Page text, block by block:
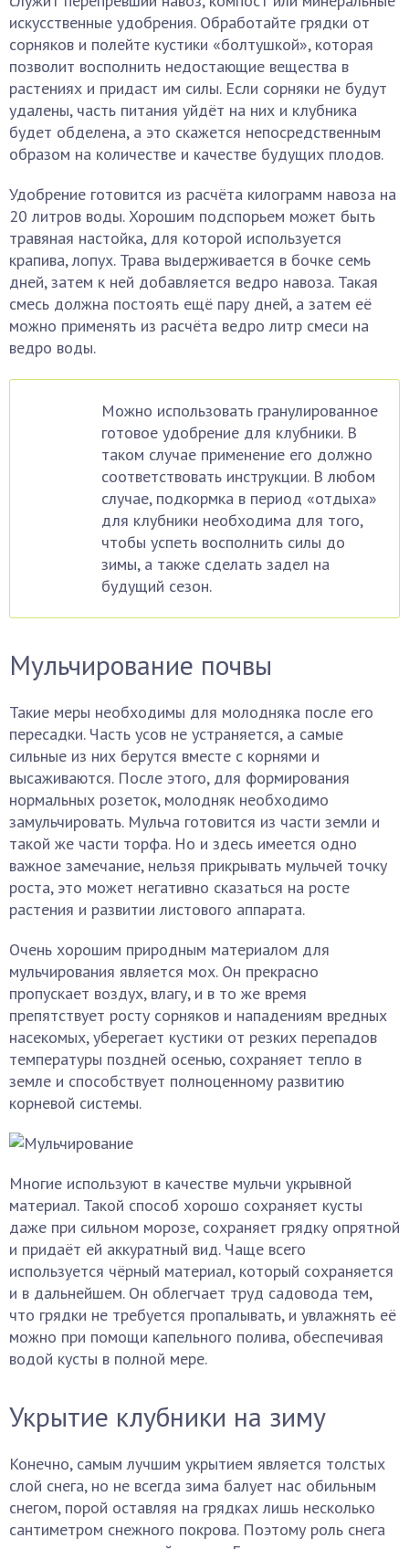
искусственные удобрения. Обработайте грядки от
сорняков и полейте кустики «болтушкой», которая
позволит восполнить недостающие вещества в
растениях и придаст им силы. Если сорняки не будут
удалены, часть питания уйдёт на них и клубника
будет обделена, а это скажется непосредственным
образом на количестве и качестве будущих плодов.
Удобрение готовится из расчёта килограмм навоза на
20 литров воды. Хорошим подспорьем может быть
травяная настойка, для которой используется
крапива, лопух. Трава выдерживается в бочке семь
дней, затем к ней добавляется ведро навоза. Такая
смесь должна постоять ещё пару дней, а затем её
можно применять из расчёта ведро литр смеси на
ведро воды.
Можно использовать гранулированное
готовое удобрение для клубники. В
таком случае применение его должно
соответствовать инструкции. В любом
случае, подкормка в период «отдыха»
для клубники необходима для того,
чтобы успеть восполнить силы до
зимы, а также сделать задел на
будущий сезон.
Мульчирование почвы
Такие меры необходимы для молодняка после его
пересадки. Часть усов не устраняется, а самые
сильные из них берутся вместе с корнями и
высаживаются. После этого, для формирования
нормальных розеток, молодняк необходимо
замульчировать. Мульча готовится из части земли и
такой же части торфа. Но и здесь имеется одно
важное замечание, нельзя прикрывать мульчей точку
роста, это может негативно сказаться на росте
растения и развитии листового аппарата.
Очень хорошим природным материалом для
мульчирования является мох. Он прекрасно
пропускает воздух, влагу, и в то же время
препятствует росту сорняков и нападениям вредных
насекомых, уберегает кустики от резких перепадов
температуры поздней осенью, сохраняет тепло в
земле и способствует полноценному развитию
корневой системы.
Многие используют в качестве мульчи укрывной
материал. Такой способ хорошо сохраняет кусты
даже при сильном морозе, сохраняет грядку опрятной
и придаёт ей аккуратный вид. Чаще всего
используется чёрный материал, который сохраняется
и в дальнейшем. Он облегчает труд садовода тем,
что грядки не требуется пропалывать, и увлажнять её
можно при помощи капельного полива, обеспечивая
водой кусты в полной мере.
Укрытие клубники на зиму
Конечно, самым лучшим укрытием является толстых
слой снега, но не всегда зима балует нас обильным
снегом, порой оставляя на грядках лишь несколько
сантиметром снежного покрова. Поэтому роль снега